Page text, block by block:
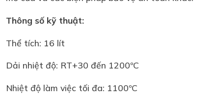
Thông số kỹ thuật:
Thể tích: 16 lít
Dải nhiệt độ: RT+30 đến 1200ºC
Nhiệt độ làm việc tối đa: 1100ºC